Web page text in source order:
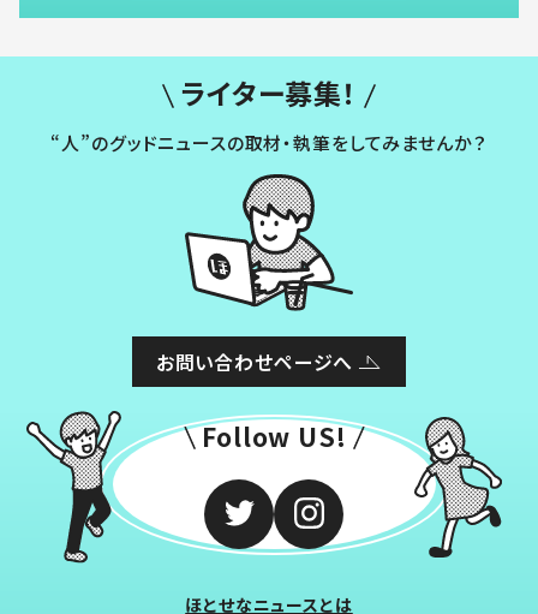
ライター募集！
“人”のグッドニュースの取材・執筆をしてみませんか？
お問い合わせページへ
Follow US!
ほとせなニュースとは